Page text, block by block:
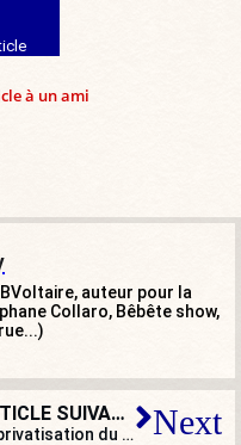
à un ami
auteur pour la
Collaro, Bêbête show,
ARTICLE SUIVANT
La privatisation du retour à l’ordre est-elle déjà inévitable ? Next